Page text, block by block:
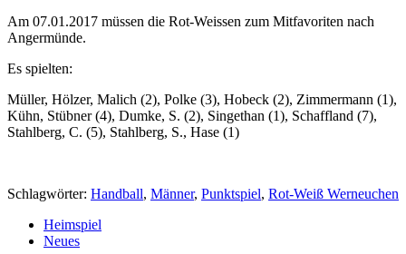
Am 07.01.2017 müssen die Rot-Weissen zum Mitfavoriten nach
Angermünde.
Es spielten:
Müller, Hölzer, Malich (2), Polke (3), Hobeck (2), Zimmermann (1),
Kühn, Stübner (4), Dumke, S. (2), Singethan (1), Schaffland (7),
Stahlberg, C. (5), Stahlberg, S., Hase (1)
Schlagwörter: Handball, Männer, Punktspiel, Rot-Weiß Werneuchen
Heimspiel
Neues